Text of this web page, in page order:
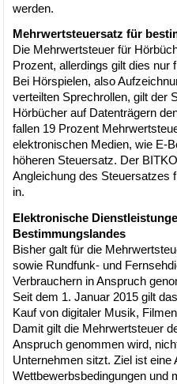
werden.
Mehrwertsteuersatz für
Die Mehrwertsteuer für
Prozent, allerdings gilt dies nur
Bei Hörspielen, also
verteilten Sprechrollen, gilt der
Hörbücher auf Datenträgern
fallen 19 Prozent
elektronischen Medien, wie E-
höheren Steuersatz. Der
Angleichung des Steuersatzes
in.
Elektronische
Bestimmungslandes
Bisher galt für die
sowie Rundfunk- und
Verbrauchern in Anspruch
Seit dem 1. Januar 2015 gilt
Kauf von digitaler Musik,
Damit gilt die Mehrwertsteuer
Anspruch genommen wird,
Unternehmen sitzt. Ziel ist eine
Wettbewerbsbedingungen und